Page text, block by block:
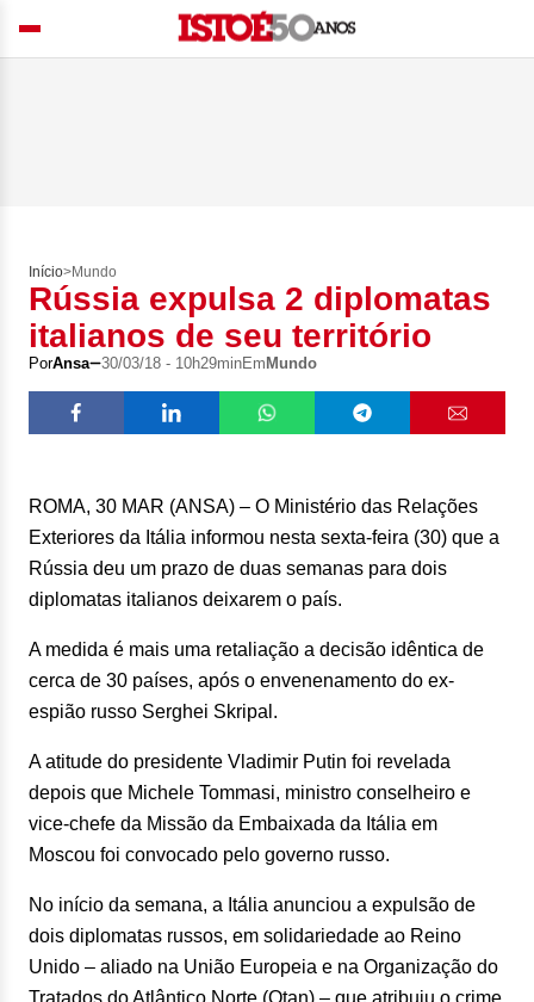
Início>Mundo
Rússia expulsa 2 diplomatas
italianos de seu território
PorAnsa 30/03/18 - 10h29minEm Mundo
ROMA, 30 MAR (ANSA) – O Ministério das Relações
Exteriores da Itália informou nesta sexta-feira (30) que a
Rússia deu um prazo de duas semanas para dois
diplomatas italianos deixarem o país.
A medida é mais uma retaliação a decisão idêntica de
cerca de 30 países, após o envenenamento do ex-
espião russo Serghei Skripal.
A atitude do presidente Vladimir Putin foi revelada
depois que Michele Tommasi, ministro conselheiro e
vice-chefe da Missão da Embaixada da Itália em
Moscou foi convocado pelo governo russo.
No início da semana, a Itália anunciou a expulsão de
dois diplomatas russos, em solidariedade ao Reino
Unido – aliado na União Europeia e na Organização do
Tratados do Atlântico Norte (Otan) – que atribuiu o crime